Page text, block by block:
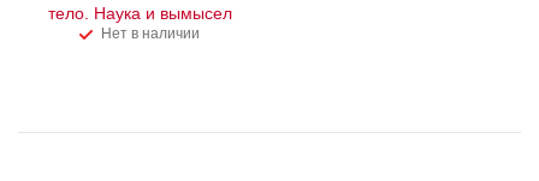
тело. Наука и вымысел
Нет в наличии